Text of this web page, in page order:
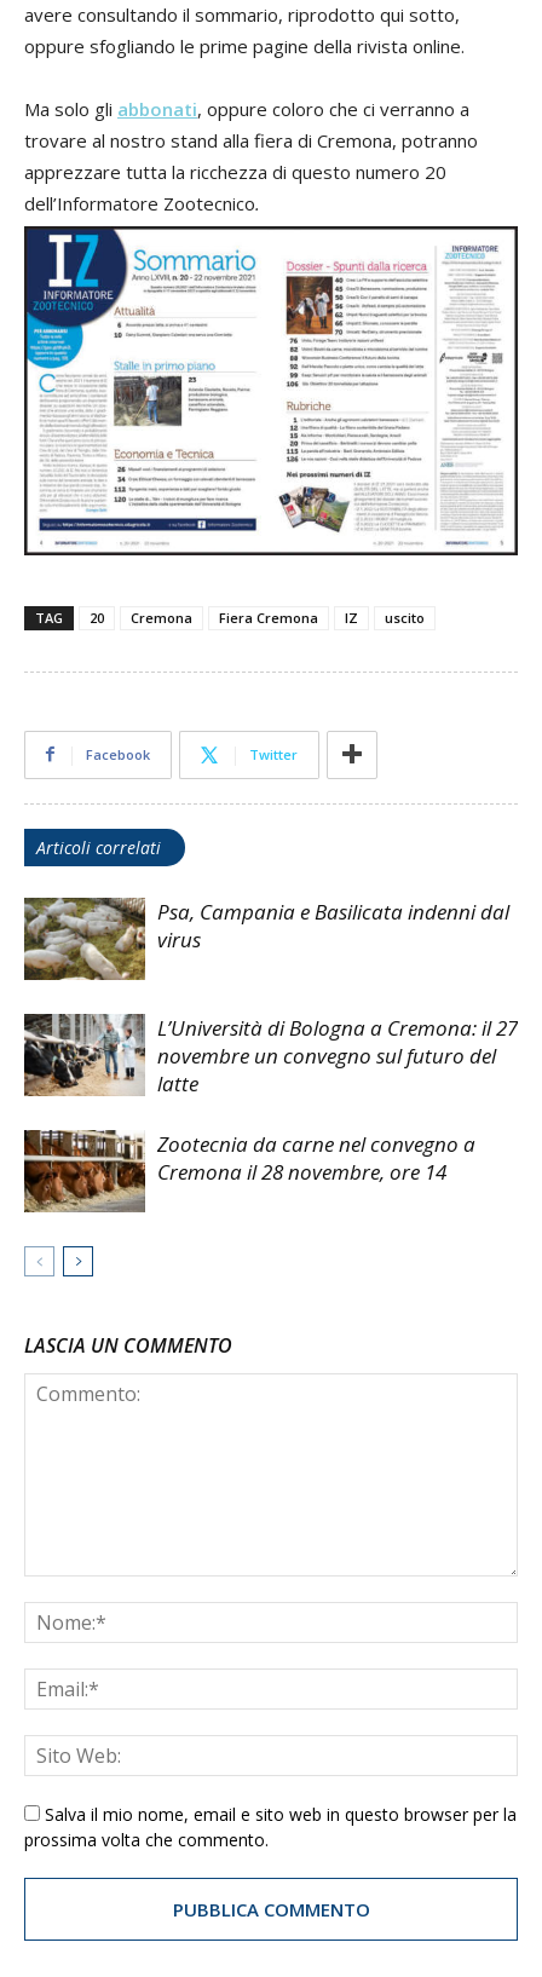
avere consultando il sommario, riprodotto qui sotto,
oppure sfogliando le prime pagine della rivista online.
Ma solo gli abbonati, oppure coloro che ci verranno a
trovare al nostro stand alla fiera di Cremona, potranno
apprezzare tutta la ricchezza di questo numero 20
dell’Informatore Zootecnico.
TAG 20 Cremona Fiera Cremona IZ uscito
Facebook Twitter
Articoli correlati
Psa, Campania e Basilicata indenni dal
virus
L’Università di Bologna a Cremona: il 27
novembre un convegno sul futuro del
latte
Zootecnia da carne nel convegno a
Cremona il 28 novembre, ore 14
LASCIA UN COMMENTO
Salva il mio nome, email e sito web in questo browser per la
prossima volta che commento.